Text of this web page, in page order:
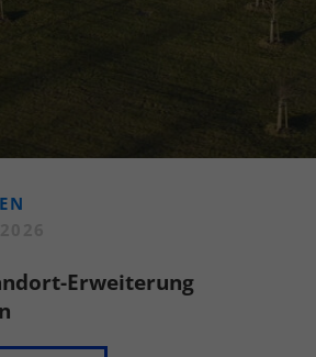
Erweiterung